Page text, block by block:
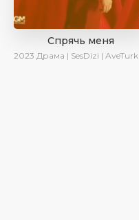
Спрячь меня
2023 Драма | SesDizi | AveTurk | AlisaDirilis | Сериалы 2023